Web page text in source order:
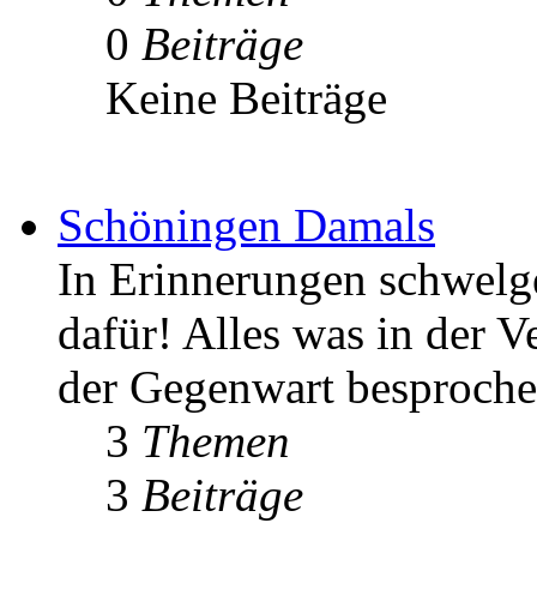
0 Beiträge
Keine Beiträge
Schöningen Damals
In Erinnerungen
dafür! Alles was in der
der Gegenwart
3 Themen
3 Beiträge